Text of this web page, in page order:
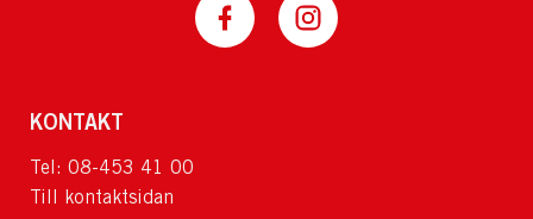
KONTAKT
Tel: 08-453 41 00
Till kontaktsidan